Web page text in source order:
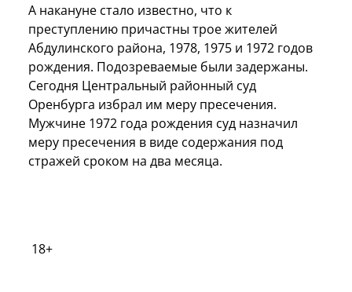
А накануне стало известно, что к
преступлению причастны трое жителей
Абдулинского района, 1978, 1975 и 1972 годов
рождения. Подозреваемые были задержаны.
Сегодня Центральный районный суд
Оренбурга избрал им меру пресечения.
Мужчине 1972 года рождения суд назначил
меру пресечения в виде содержания под
стражей сроком на два месяца.
18+